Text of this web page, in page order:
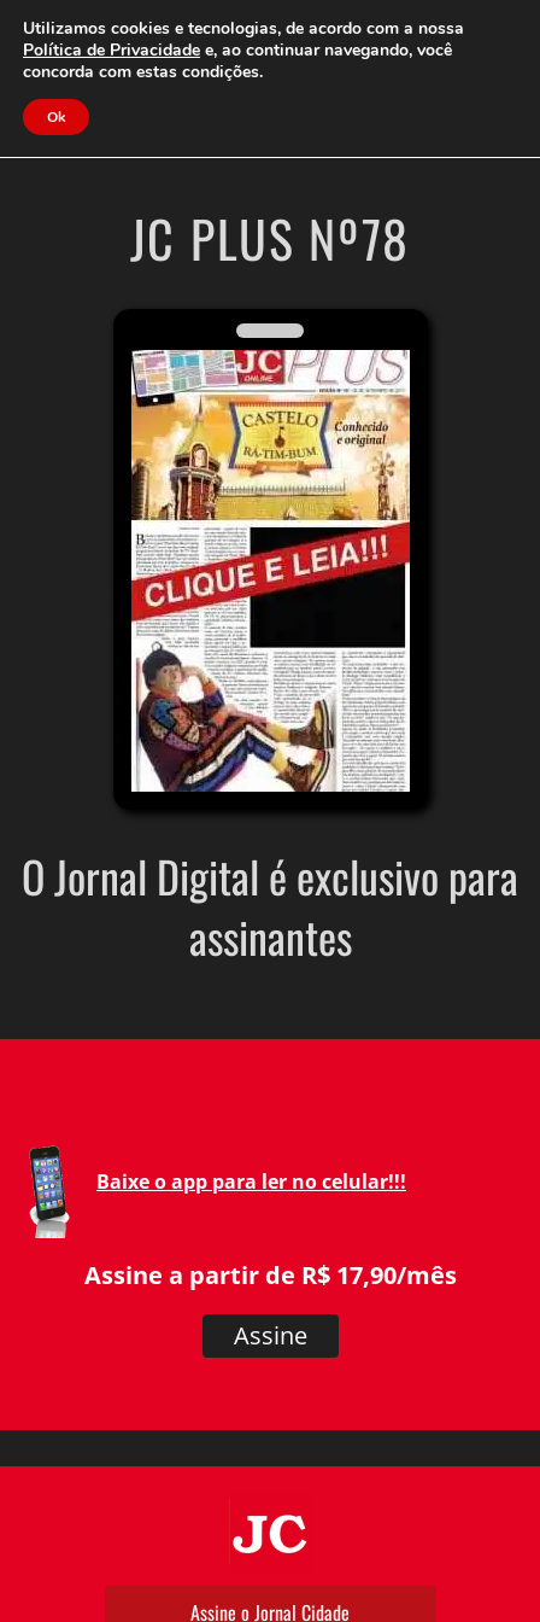
Clube do Assinante Área do Assinante
JC PLUS Nº78
O Jornal Digital é exclusivo para
assinantes
Baixe o app para ler no celular!!!
Assine a partir de R$ 17,90/mês
Assine
Assine o Jornal Cidade
Utilizamos cookies e tecnologias, de acordo com a nossa
Política de Privacidade e, ao continuar navegando, você
concorda com estas condições.
Ok